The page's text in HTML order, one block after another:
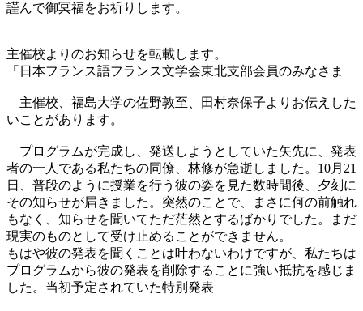
謹んで御冥福をお祈りします。
主催校よりのお知らせを転載します。
「日本フランス語フランス文学会東北支部会員のみなさま
主催校、福島大学の佐野敦至、田村奈保子よりお伝えした
いことがあります。
プログラムが完成し、発送しようとしていた矢先に、発表
者の一人である私たちの同僚、林修が急逝しました。10月21
日、普段のように授業を行う彼の姿を見た数時間後、夕刻に
その知らせが届きました。突然のことで、まさに何の前触れ
もなく、知らせを聞いてただ茫然とするばかりでした。まだ
現実のものとして受け止めることができません。
もはや彼の発表を聞くことは叶わないわけですが、私たちは
プログラムから彼の発表を削除することに強い抵抗を感じま
した。当初予定されていた特別発表